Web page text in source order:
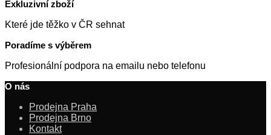
Exkluzivní zboží
Které jde těžko v ČR sehnat
Poradíme s výběrem
Profesionální podpora na emailu nebo telefonu
O nás
Prodejna Praha
Prodejna Brno
Kontakt